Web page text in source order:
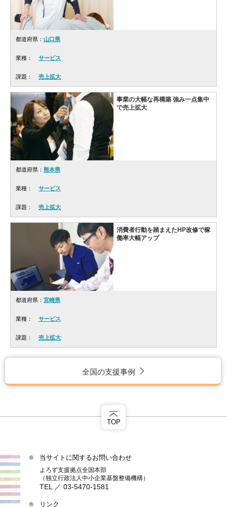
都道府県： 山口県
業種： サービス
課題： 売上拡大
事業の大幅な再構築 強み一点集中
で売上拡大
都道府県： 熊本県
業種： サービス
課題： 売上拡大
消費者行動を踏まえたHP改修で稼
働率大幅アップ
都道府県： 宮崎県
業種： サービス
課題： 売上拡大
全国の支援事例
当サイトに関するお問い合わせ
よろず支援拠点全国本部
（独立行政法人中小企業基盤整備機構）
TEL ／ 03-5470-1581
リンク
TOP